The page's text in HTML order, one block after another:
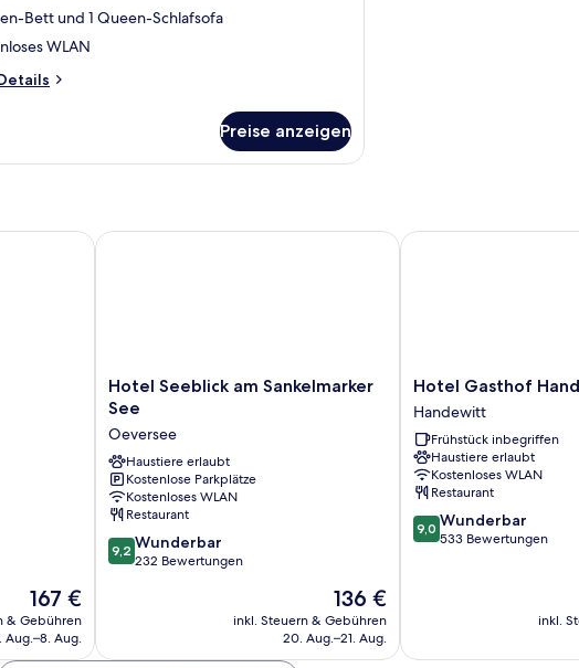
Bett und 1 Queen-Schlafsofa
WLAN
Preise anzeigen
Der
Preis
beträgt
167 €
& Gebühren
Aug.–8. Aug.
Hotel
Seeblick
Sankelmarker
See
Oeversee
Hotel Seeblick am Sankelmarker
See
Oeversee
Haustiere erlaubt
Kostenlose Parkplätze
Kostenloses WLAN
Restaurant
9.2
von
9,2 Wunderbar
232 Bewertungen
Der
Preis
beträgt
136 €
inkl. Steuern & Gebühren
20. Aug.–21. Aug.
Hotel Seeblick am Sankelmarker See
Hotel
Gasthof
Handewitt
Handewitt
Hotel Gasthof
Handewitt
Frühstück inbegriffen
Haustiere erlaubt
Kostenloses WLAN
Restaurant
9.0
von
9,0 Wunderbar
533 Bewertungen
inkl.
Hotel Gasthof